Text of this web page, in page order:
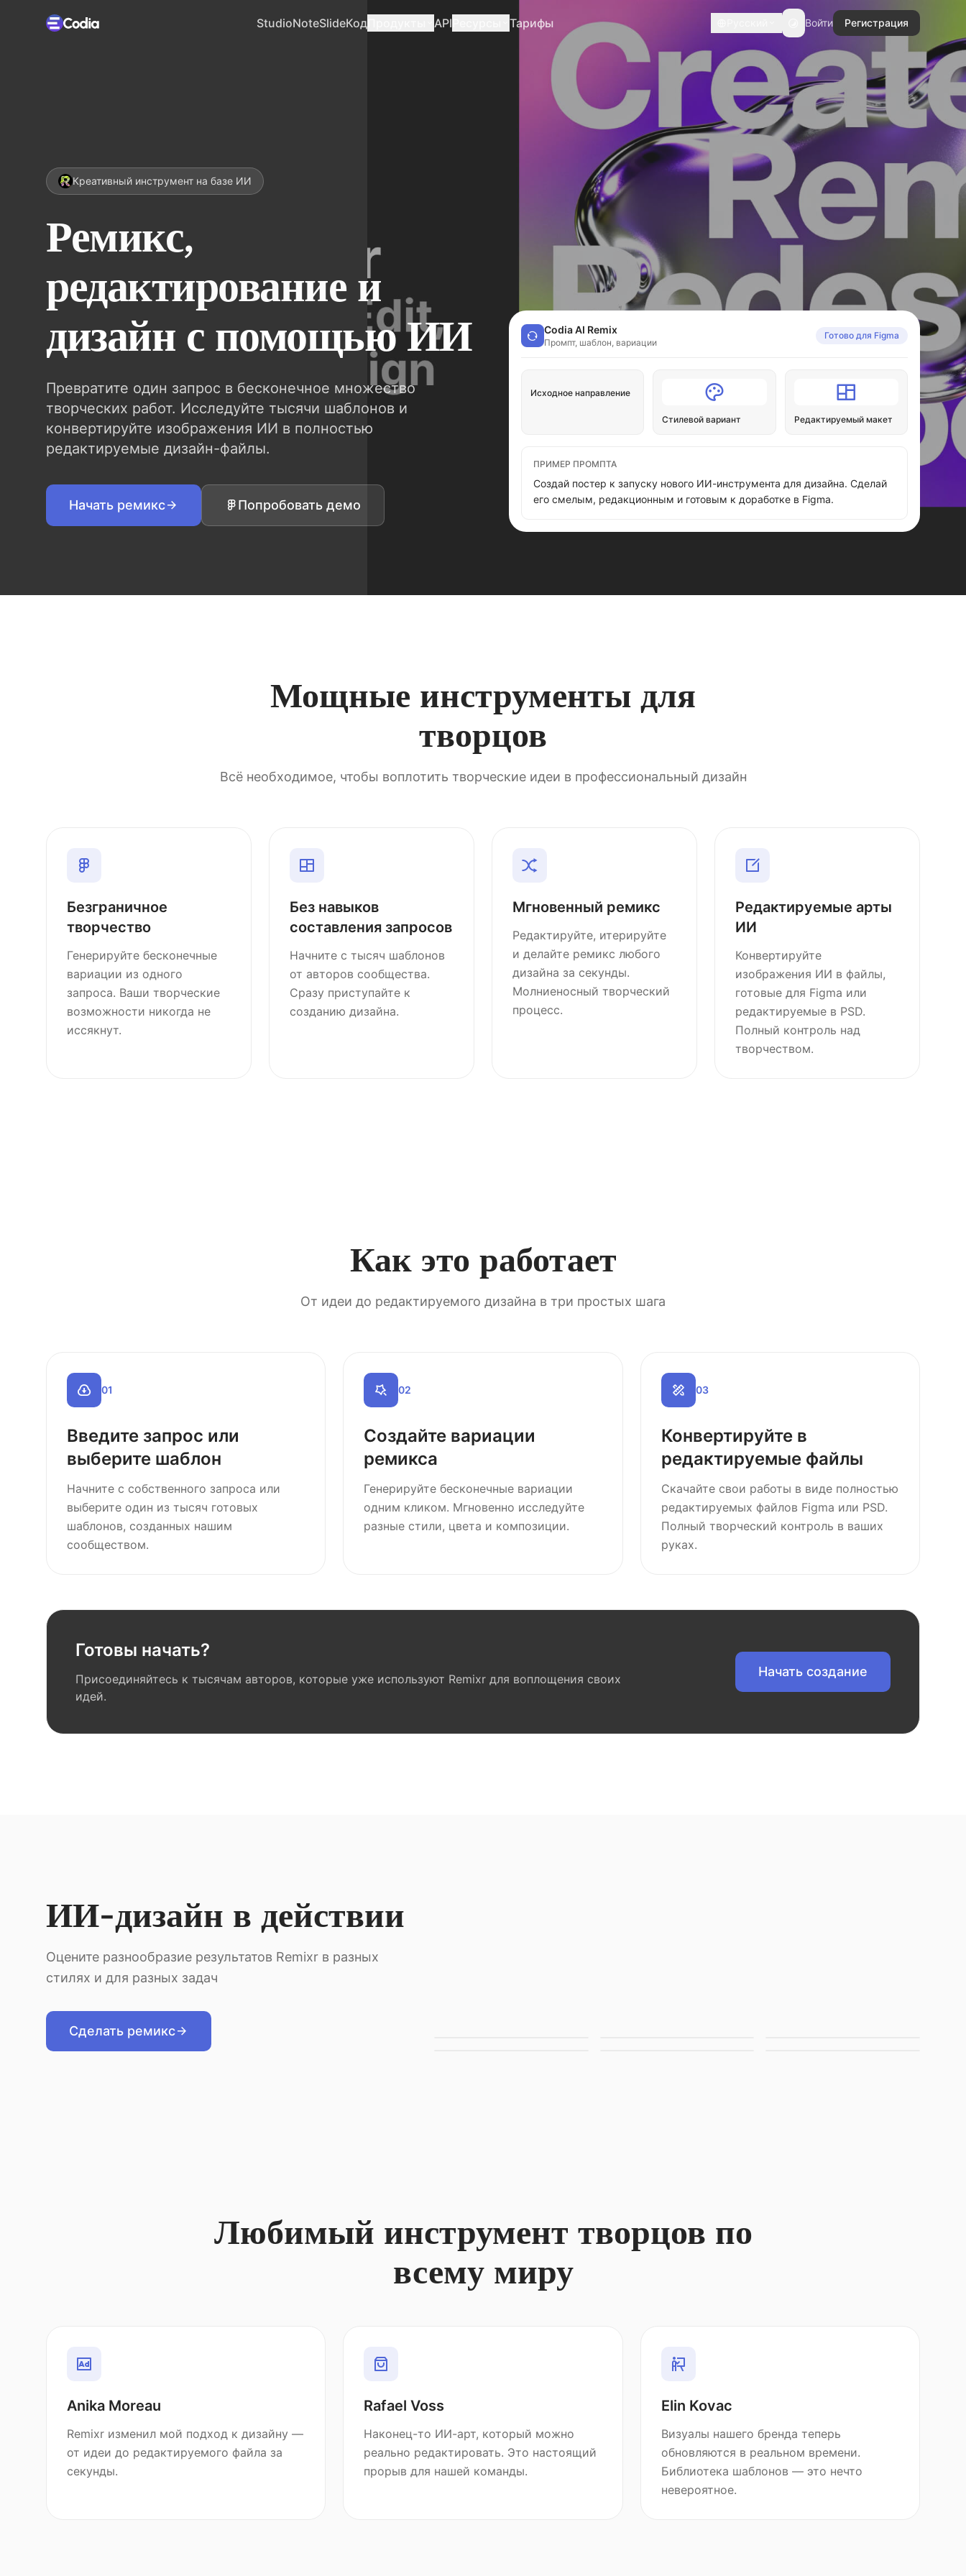
StudioNoteSlideКод API Тарифы Войти Регистрация
Креативный инструмент на базе ИИ
Ремикс,
редактирование и
дизайн с помощью ИИ
Превратите один запрос в бесконечное множество
творческих работ. Исследуйте тысячи шаблонов и
конвертируйте изображения ИИ в полностью
редактируемые дизайн-файлы.
Начать ремикс Попробовать демо
Codia AI Remix
Промпт, шаблон, вариации
Готово для Figma
Исходное направление
Стилевой вариант Редактируемый макет
ПРИМЕР ПРОМПТА
Создай постер к запуску нового ИИ-инструмента для дизайна. Сделай
его смелым, редакционным и готовым к доработке в Figma.
Мощные инструменты для
творцов
Всё необходимое, чтобы воплотить творческие идеи в профессиональный дизайн
Безграничное
творчество
Генерируйте бесконечные
вариации из одного
запроса. Ваши творческие
возможности никогда не
иссякнут.
Без навыков
составления запросов
Начните с тысяч шаблонов
от авторов сообщества.
Сразу приступайте к
созданию дизайна.
Мгновенный ремикс
Редактируйте, итерируйте
и делайте ремикс любого
дизайна за секунды.
Молниеносный творческий
процесс.
Редактируемые арты
ИИ
Конвертируйте
изображения ИИ в файлы,
готовые для Figma или
редактируемые в PSD.
Полный контроль над
творчеством.
Как это работает
От идеи до редактируемого дизайна в три простых шага
01
Введите запрос или
выберите шаблон
Начните с собственного запроса или
выберите один из тысяч готовых
шаблонов, созданных нашим
сообществом.
02
Создайте вариации
ремикса
Генерируйте бесконечные вариации
одним кликом. Мгновенно исследуйте
разные стили, цвета и композиции.
03
Конвертируйте в
редактируемые файлы
Скачайте свои работы в виде полностью
редактируемых файлов Figma или PSD.
Полный творческий контроль в ваших
руках.
Готовы начать?
Присоединяйтесь к тысячам авторов, которые уже используют Remixr для воплощения своих
идей.
Начать создание
ИИ-дизайн в действии
Оцените разнообразие результатов Remixr в разных
стилях и для разных задач
Сделать ремикс
Любимый инструмент творцов по
всему миру
Anika Moreau
Remixr изменил мой подход к дизайну —
от идеи до редактируемого файла за
секунды.
Rafael Voss
Наконец-то ИИ-арт, который можно
реально редактировать. Это настоящий
прорыв для нашей команды.
Elin Kovac
Визуалы нашего бренда теперь
обновляются в реальном времени.
Библиотека шаблонов — это нечто
невероятное.